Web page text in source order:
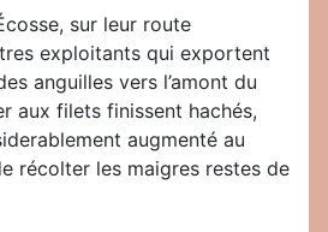
sur leur route
exploitants qui exportent
anguilles vers l’amont du
aux filets finissent hachés,
augmenté au
récolter les maigres restes de